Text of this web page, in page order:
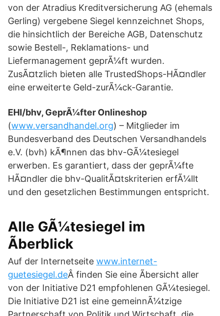
von der Atradius Kreditversicherung AG (ehemals
Gerling) vergebene Siegel kennzeichnet Shops,
die hinsichtlich der Bereiche AGB, Datenschutz
sowie Bestell-, Reklamations- und
Liefermanagement geprÃ¼ft wurden.
ZusÃ¤tzlich bieten alle TrustedShops-HÃ¤ndler
eine erweiterte Geld-zurÃ¼ck-Garantie.
EHI/bhv, GeprÃ¼fter Onlineshop
(www.versandhandel.org) – Mitglieder im
Bundesverband des Deutschen Versandhandels
e.V. (bvh) kÃ¶nnen das bhv-GÃ¼tesiegel
erwerben. Es garantiert, dass der geprÃ¼fte
HÃ¤ndler die bhv-QualitÃ¤tskriterien erfÃ¼llt
und den gesetzlichen Bestimmungen entspricht.
Alle GÃ¼tesiegel im
Ãberblick
Auf der Internetseite www.internet-
guetesiegel.deÂ finden Sie eine Ãbersicht aller
von der Initiative D21 empfohlenen GÃ¼tesiegel.
Die Initiative D21 ist eine gemeinnÃ¼tzige